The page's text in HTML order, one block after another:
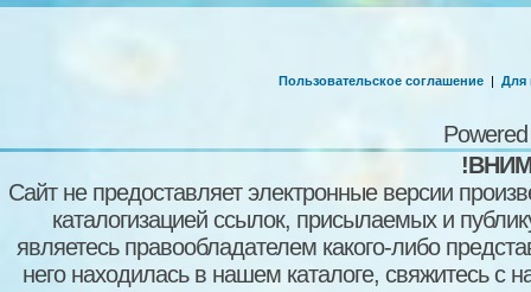
Пользовательское соглашение | Для
Сайт не предоставляет электронные версии
каталогизацией ссылок, присылаемых и
являетесь правообладателем какого-либо
него находилась в нашем каталоге, свяжитесь